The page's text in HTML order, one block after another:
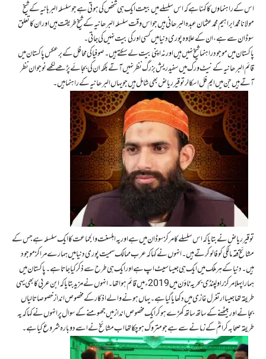
اس کے راہنماوں کا کہنا ہے کہ اس سلسلے میں بیعت ایک ہی شخص کی ہوتی ہے جو سلسلہ البرہانیہ کے شیخ
مولانا محمد ابراہیم محمد عثمان عبدہ البرھانی ہیں جو اس وقت سلسلہ البرھانیہ کے شیخ طریقت ہیں اور ان کا تعلق
سوڈان سے ہے، ان کے علاوہ پوری دنیا میں کسی اور کی بیت نہیں کی جاتی۔
پاکستان میں موجود راہنما شیخ نہیں ہیں اور نہ اپنی بیت لے سکتے ہیں۔صوفیا کی محافل کے برعکس پاکستان میں
قائم البرھانیہ کے نیٹ ورک میں سفید ریش بزرگ نظر نہیں آتے بلکہ ان کی بجائے پڑھے لکھے نوجوان نظر
آتے ہیں جن میں ایم فل اسکالر توقیر ریاض بھی شامل ہیں جو یہاں البرھانیہ کے راہنما ہیں ۔
توقیر ریاض نے بتایا کہ اس سلسلے کا مرکز سوڈان میں ہے اور یہ اہلسنت و الجماعت کا ایک سلسلہ ہے جس کے
مشائخ فقہ مالکی کو فالو کرتے ہیں۔ انہوں نے کہا کہ عرب ممالک سمیت پوری دنیا میں ہمارے مراکز موجود
ہیں۔ دنیا کے ہر ملک میں ایک ہی جیسا سیٹ اپ ہے اور ایک ہی طرح سے ذکر کیا جاتا ہے۔ پاکستان میں
ہمارا پہلا مرکز راولپنڈی بحریہ ٹاؤن میں 2019ء میں قائم ہوا تھا۔انہوں نے مزید بتایا کہ ابن عربی کا بھی یہی
طریقہ تھا جیسا ارتغرل غازی میں دکھایا گیا ہے۔ یہاں ہونے والے اذکار کے مخصوص انداز خصوصا تالیاں
بجانے اور بیٹھنے کے ساتھ ساتھ کھڑے ہو کر ایک مخصوص انداز میں جھومنے کے سوال پر انہوں نے کہا کہ یہ
طریقہ صحابہ کرامؓ کے زمانے سے ہے جو متروک ہو چکا تھا اب مشائخ نے اسے دوبارہ شروع کیا ہے۔